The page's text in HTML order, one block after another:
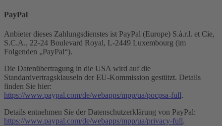
PayPal
Anbieter dieses Zahlungsdienstes ist PayPal (Europe) S.à.r.l. et Cie,
S.C.A., 22-24 Boulevard Royal, L-2449 Luxembourg (im
Folgenden „PayPal“).
Die Datenübertragung in die USA wird auf die
Standardvertragsklauseln der EU-Kommission gestützt. Details
finden Sie hier:
https://www.paypal.com/de/webapps/mpp/ua/pocpsa-full.
Details entnehmen Sie der Datenschutzerklärung von PayPal:
https://www.paypal.com/de/webapps/mpp/ua/privacy-full.